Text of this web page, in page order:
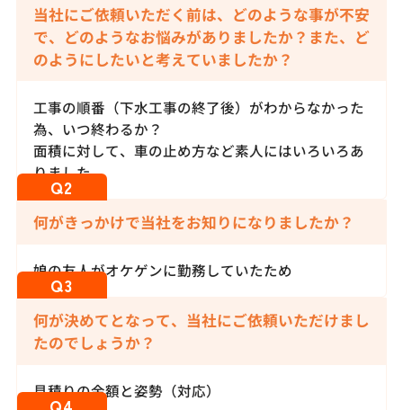
当社にご依頼いただく前は、どのような事が不安
で、どのようなお悩みがありましたか？また、ど
のようにしたいと考えていましたか？
工事の順番（下水工事の終了後）がわからなかった
為、いつ終わるか？
面積に対して、車の止め方など素人にはいろいろあ
りました。
何がきっかけで当社をお知りになりましたか？
娘の友人がオケゲンに勤務していたため
何が決めてとなって、当社にご依頼いただけまし
たのでしょうか？
見積りの金額と姿勢（対応）